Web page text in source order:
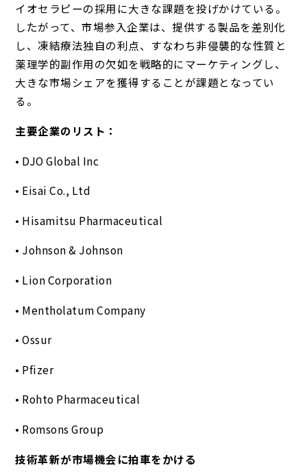
イオセラピーの採用に大きな課題を投げかけている。
したがって、市場参入企業は、提供する製品を差別化
し、凍結療法独自の利点、すなわち非侵襲的な性質と
薬理学的副作用の欠如を戦略的にマーケティングし、
大きな市場シェアを獲得することが課題となってい
る。
主要企業のリスト：
• DJO Global Inc
• Eisai Co., Ltd
• Hisamitsu Pharmaceutical
• Johnson & Johnson
• Lion Corporation
• Mentholatum Company
• Ossur
• Pfizer
• Rohto Pharmaceutical
• Romsons Group
技術革新が市場機会に拍車をかける